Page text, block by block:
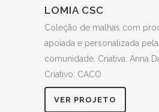
LOMIA CSC
Coleção de malhas com
apoiada e personalizada pela
comunidade. Criativa: Anna
Criativo: CACO
VER PROJETO